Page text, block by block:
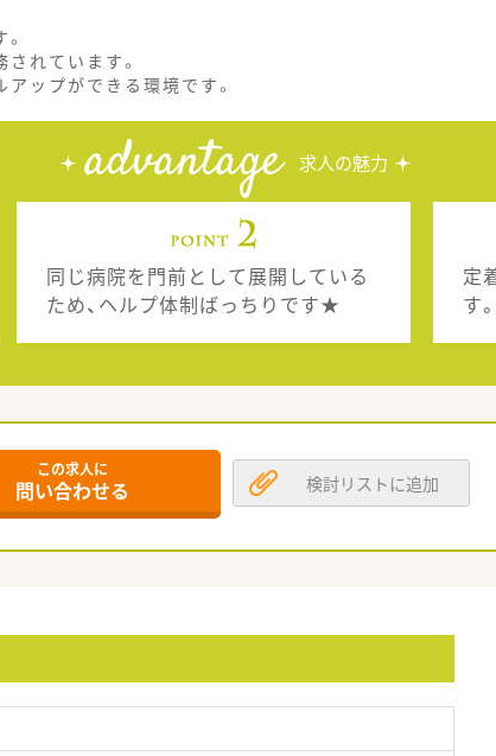
れています。
ップができる環境です。
advantage 求人の魅力
同じ病院を門前として展開している
ため、ヘルプ体制ばっちりです★
定
す。
この求人に
問い合わせる 検討リストに追加